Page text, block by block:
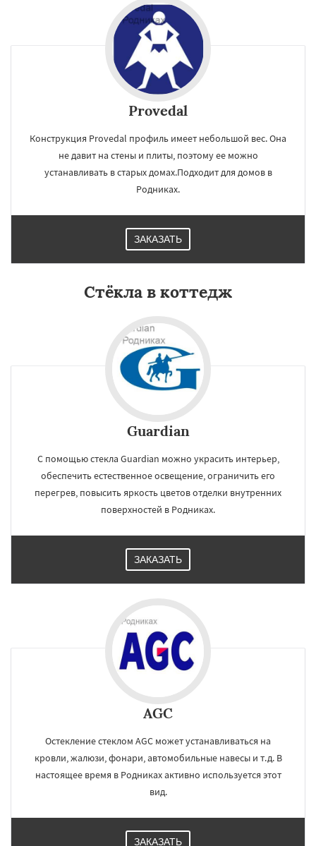
Provedal
Конструкция Provedal профиль имеет небольшой вес. Она
не давит на стены и плиты, поэтому ее можно
устанавливать в старых домах.Подходит для домов в
Родниках.
ЗАКАЗАТЬ
Стёкла в коттедж
Guardian
С помощью стекла Guardian можно украсить интерьер,
обеспечить естественное освещение, ограничить его
перегрев, повысить яркость цветов отделки внутренних
поверхностей в Родниках.
ЗАКАЗАТЬ
AGC
Остекление стеклом AGC может устанавливаться на
кровли, жалюзи, фонари, автомобильные навесы и т.д. В
настоящее время в Родниках активно используется этот
вид.
ЗАКАЗАТЬ